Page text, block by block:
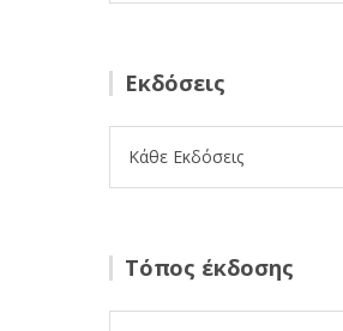
Εκδόσεις
Κάθε Εκδόσεις
Τόπος έκδοσης